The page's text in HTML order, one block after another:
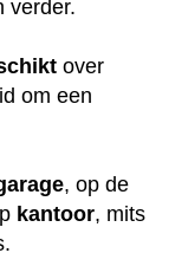
verder.
over
om een
, op de
kantoor, mits